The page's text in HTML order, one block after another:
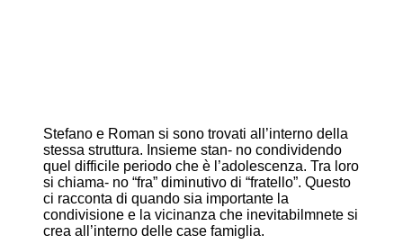
Stefano e Roman si sono trovati all’interno della
stessa struttura. Insieme stan- no condividendo
quel difficile periodo che è l’adolescenza. Tra loro
si chiama- no “fra” diminutivo di “fratello”. Questo
ci racconta di quando sia importante la
condivisione e la vicinanza che inevitabilmnete si
crea all’interno delle case famiglia.